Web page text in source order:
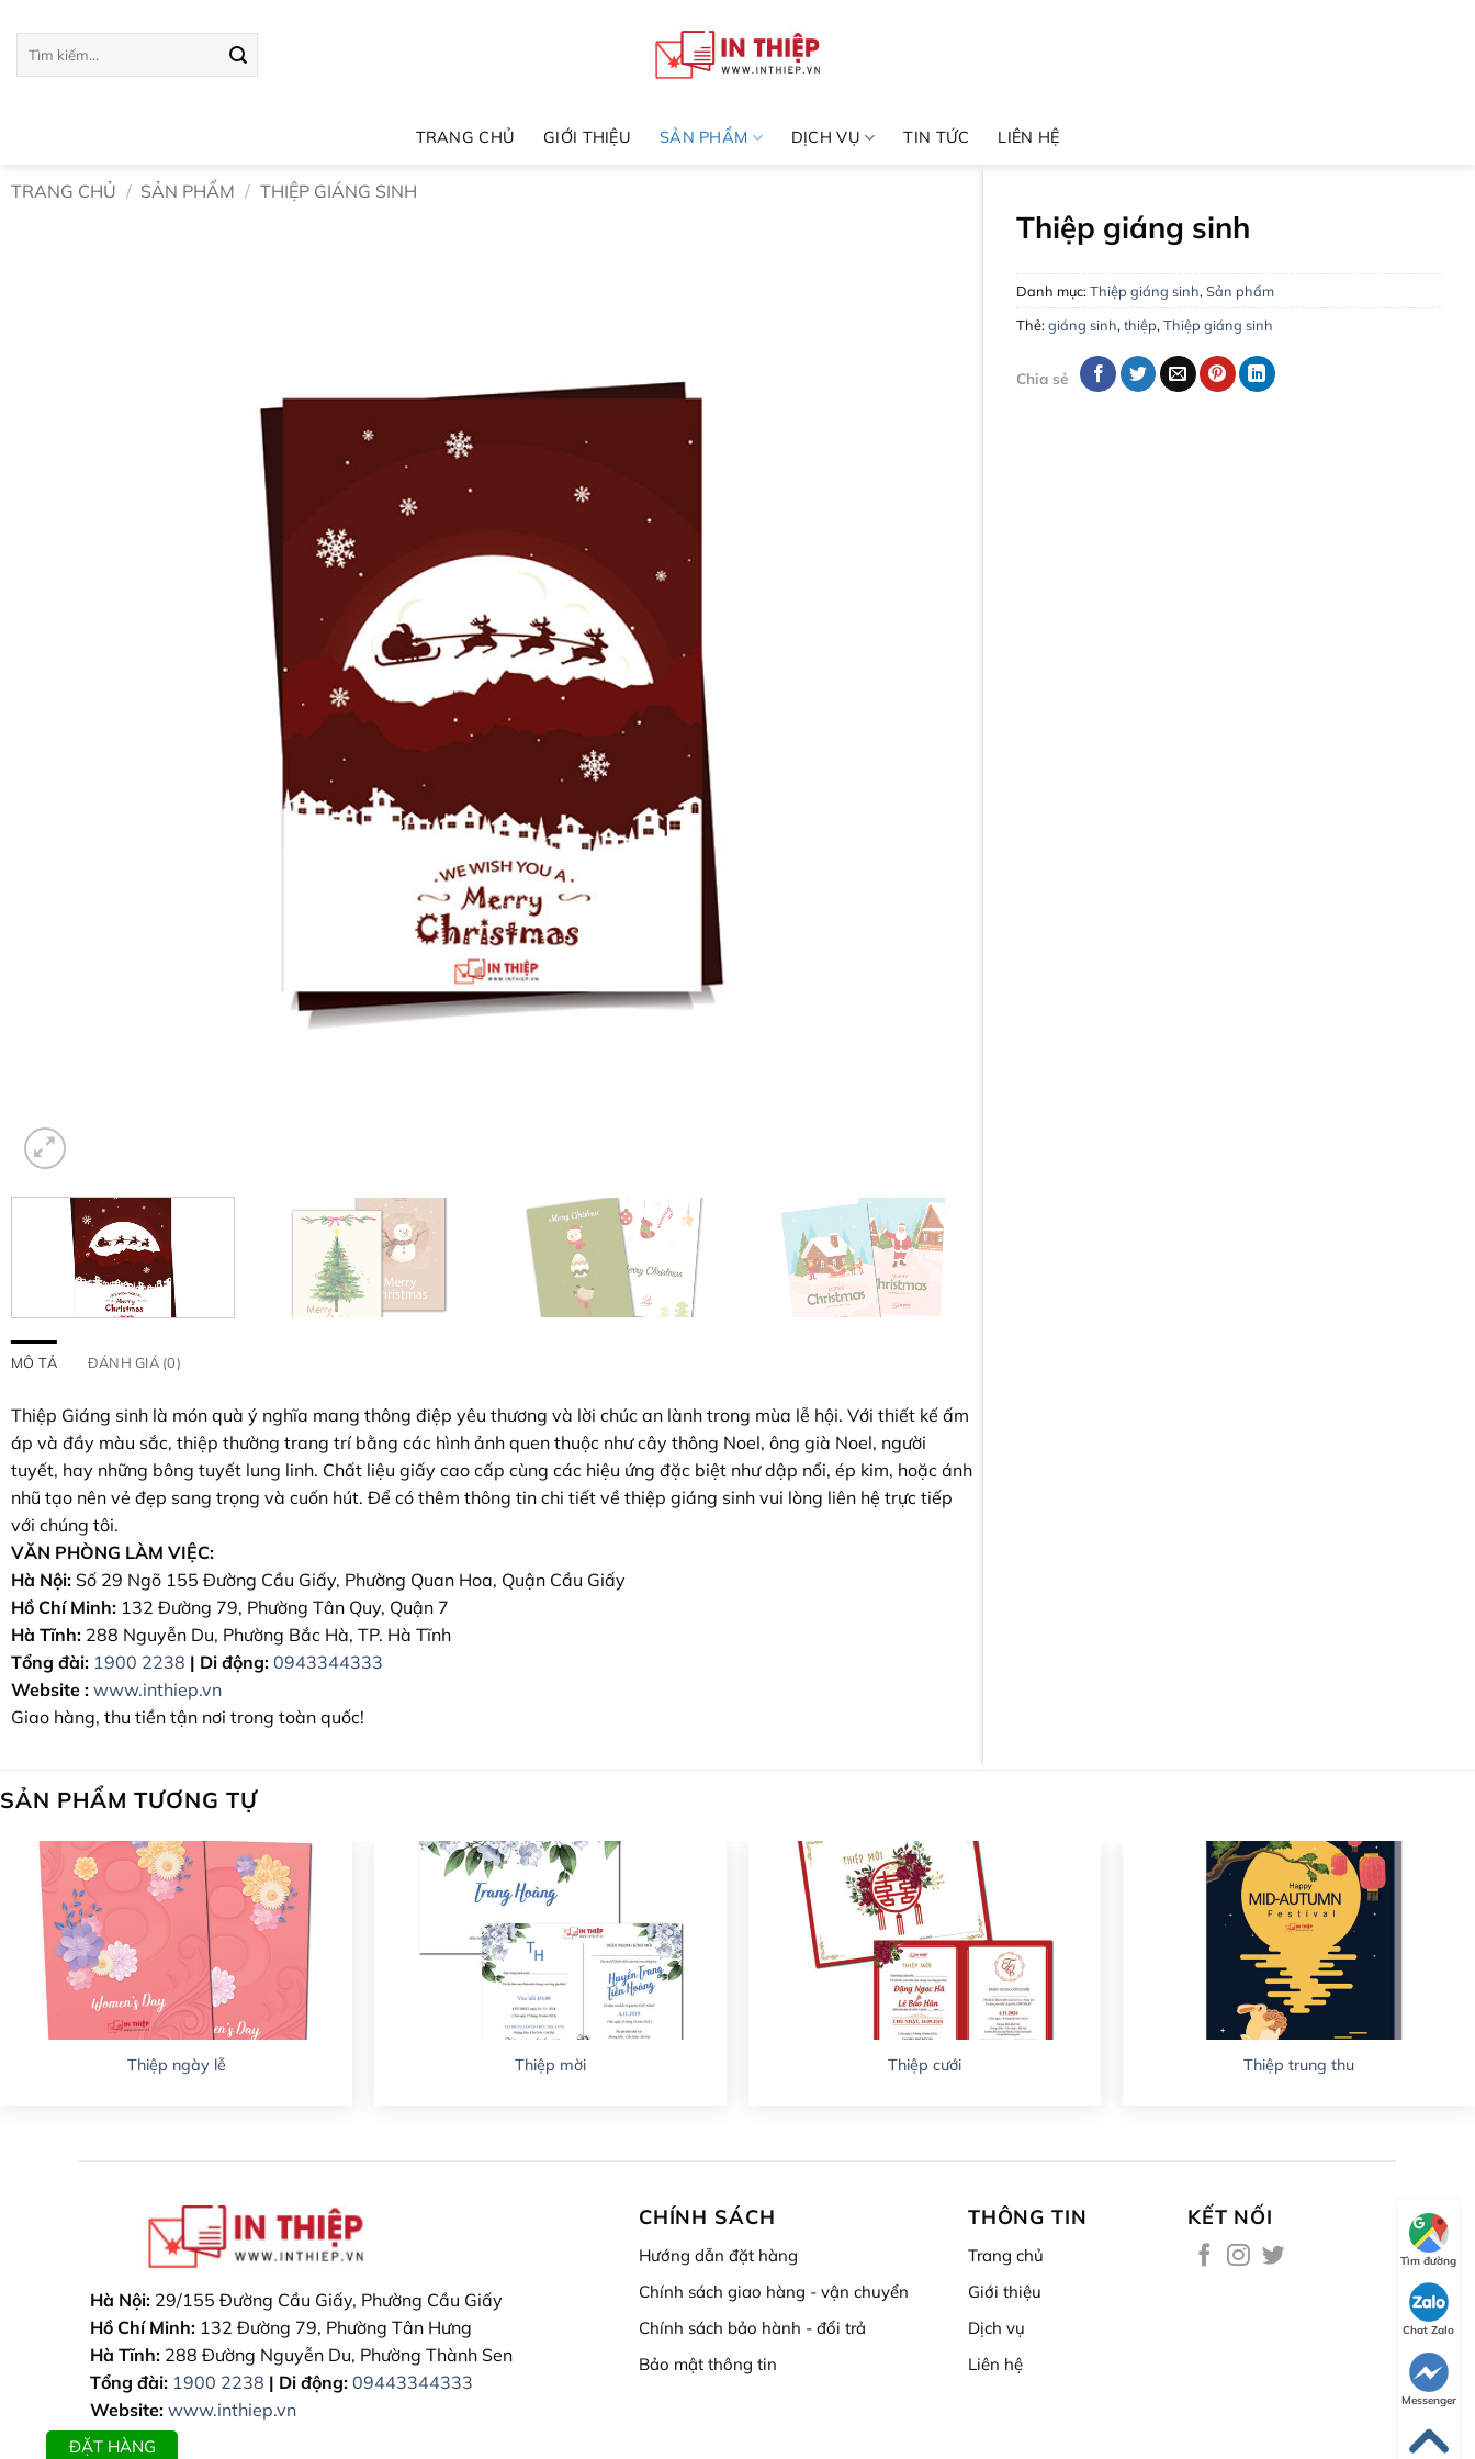
qua
kiếm:
TRANG CHỦ GIỚI THIỆU SẢN PHẨM DỊCH VỤ TIN TỨC LIÊN HỆ
TRANG CHỦ / SẢN PHẨM / THIỆP GIÁNG SINH
MÔ TẢ ĐÁNH GIÁ (0)
Thiệp Giáng sinh là món quà ý nghĩa mang thông điệp yêu thương và lời chúc an lành trong mùa lễ hội. Với thiết kế ấm
áp và đầy màu sắc, thiệp thường trang trí bằng các hình ảnh quen thuộc như cây thông Noel, ông già Noel, người
tuyết, hay những bông tuyết lung linh. Chất liệu giấy cao cấp cùng các hiệu ứng đặc biệt như dập nổi, ép kim, hoặc ánh
nhũ tạo nên vẻ đẹp sang trọng và cuốn hút. Để có thêm thông tin chi tiết về thiệp giáng sinh vui lòng liên hệ trực tiếp
với chúng tôi.
VĂN PHÒNG LÀM VIỆC:
Hà Nội: Số 29 Ngõ 155 Đường Cầu Giấy, Phường Quan Hoa, Quận Cầu Giấy
Hồ Chí Minh:132 Đường 79, Phường Tân Quy, Quận 7
Hà Tĩnh:288 Nguyễn Du, Phường Bắc Hà, TP. Hà Tĩnh
Tổng đài: 1900 2238 | Di động: 0943344333
Website : www.inthiep.vn
Giao hàng, thu tiền tận nơi trong toàn quốc!
Thiệp giáng sinh
Danh mục:Thiệp giáng sinh, Sản phẩm
Thẻ:giáng sinh, thiệp, Thiệp giáng sinh
Chia sẻ
SẢN PHẨM TƯƠNG TỰ
Thiệp ngày lễ Thiệp mời Thiệp cưới Thiệp trung thu
Hà Nội: 29/155 Đường Cầu Giấy, Phường Cầu Giấy
Hồ Chí Minh:132 Đường 79, Phường Tân Hưng
Hà Tĩnh:288 Đường Nguyễn Du, Phường Thành Sen
Tổng đài: 1900 2238 | Di động: 09443344333
Website: www.inthiep.vn
CHÍNH SÁCH
Hướng dẫn đặt hàng
Chính sách giao hàng - vận chuyển
Chính sách bảo hành - đổi trả
Bảo mật thông tin
THÔNG TIN
Trang chủ
Giới thiệu
Dịch vụ
Liên hệ
KẾT NỐI
Tìm đường
Chat Zalo
Messenger
ĐẶT HÀNG